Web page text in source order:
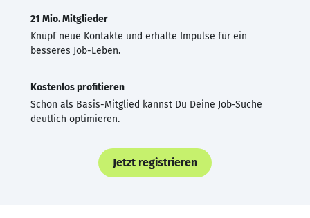
21 Mio. Mitglieder
Knüpf neue Kontakte und erhalte Impulse für ein
besseres Job-Leben.
Kostenlos profitieren
Schon als Basis-Mitglied kannst Du Deine Job-Suche
deutlich optimieren.
Jetzt registrieren